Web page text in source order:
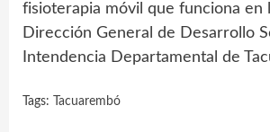
fisioterapia móvil que funciona en
Dirección General de Desarrollo
Intendencia Departamental de
Tags: Tacuarembó